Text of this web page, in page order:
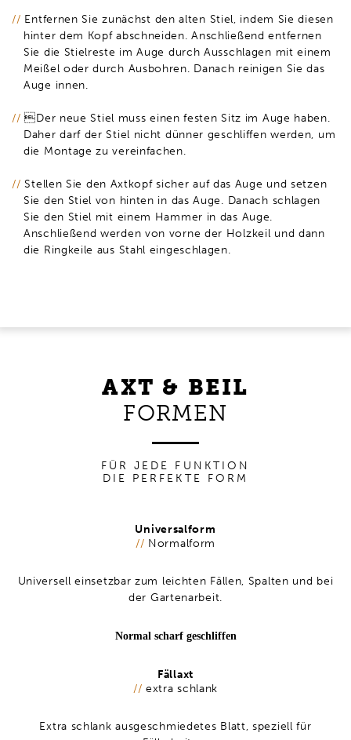
Entfernen Sie zunächst den alten Stiel, indem Sie diesen
hinter dem Kopf abschneiden. Anschließend entfernen
Sie die Stielreste im Auge durch Ausschlagen mit einem
Meißel oder durch Ausbohren. Danach reinigen Sie das
Auge innen.
Der neue Stiel muss einen festen Sitz im Auge haben.
Daher darf der Stiel nicht dünner geschliffen werden, um
die Montage zu vereinfachen.
Stellen Sie den Axtkopf sicher auf das Auge und setzen
Sie den Stiel von hinten in das Auge. Danach schlagen
Sie den Stiel mit einem Hammer in das Auge.
Anschließend werden von vorne der Holzkeil und dann
die Ringkeile aus Stahl eingeschlagen.
AXT & BEIL
FORMEN
FÜR JEDE FUNKTION
DIE PERFEKTE FORM
Universalform
// Normalform
Universell einsetzbar zum leichten Fällen, Spalten und bei
der Gartenarbeit.
Normal scharf geschliffen
Fällaxt
// extra schlank
Extra schlank ausgeschmiedetes Blatt, speziell für